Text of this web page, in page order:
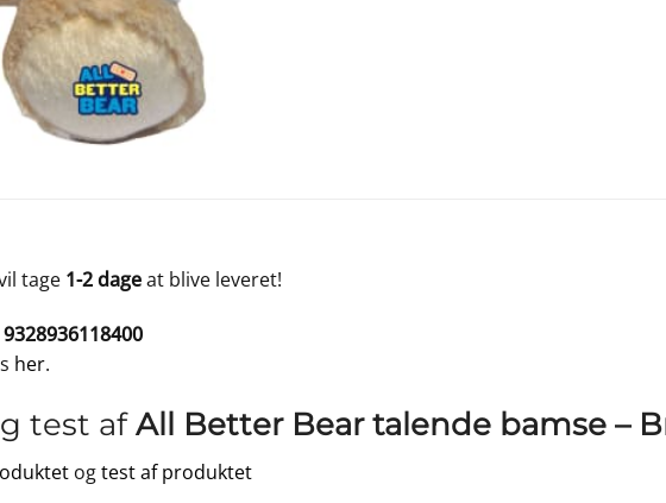
tage 1-2 dageat blive leveret!
9328936118400
her.
test afAll Better Bear talende bamse –
ogtest af produktet